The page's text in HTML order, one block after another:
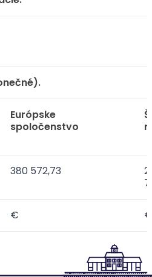
Európske
spoločenstvo
380 572,73
€ €